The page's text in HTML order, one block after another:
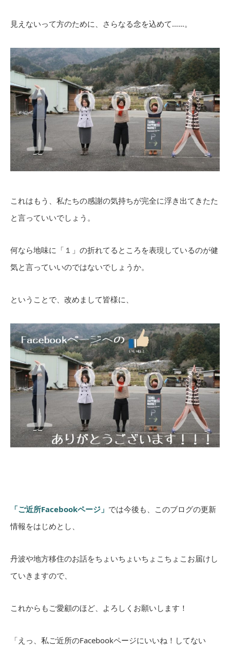
見えないって方のために、さらなる念を込めて……。
これはもう、私たちの感謝の気持ちが完全に浮き出てきたた
と言っていいでしょう。
何なら地味に「１」の折れてるところを表現しているのが健
気と言っていいのではないでしょうか。
ということで、改めまして皆様に、
「ご近所Facebookページ」 では今後も、このブログの更新
情報をはじめとし、
丹波や地方移住のお話をちょいちょいちょこちょこお届けし
ていきますので、
これからもご愛顧のほど、よろしくお願いします！
「えっ、私ご近所のFacebookページにいいね！してない